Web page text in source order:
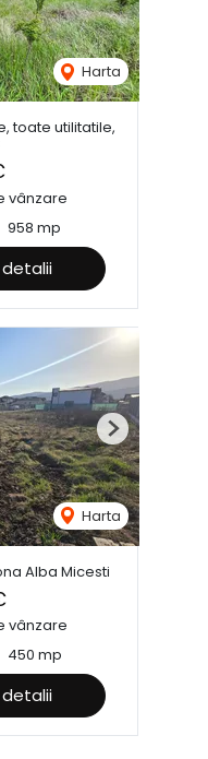
Harta
toate utilitatile,
vânzare
958 mp
Harta
Next
Alba Micesti
vânzare
450 mp